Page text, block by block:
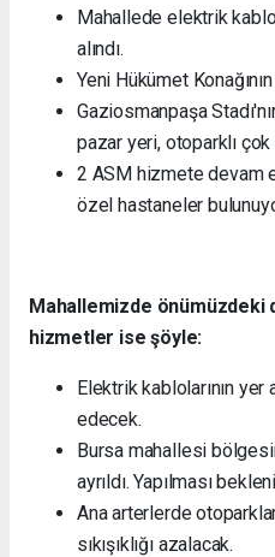
Mahallede elektrik
alındı.
Yeni Hükümet Konağının
Gaziosmanpaşa
pazar yeri, otoparklı çok
2 ASM hizmete devam
özel hastaneler
Mahallemizde önümüzdeki
hizmetler ise şöyle:
Elektrik kablolarının yer
edecek.
Bursa mahallesi
ayrıldı. Yapılması
Ana arterlerde
sıkışıklığı azalacak.